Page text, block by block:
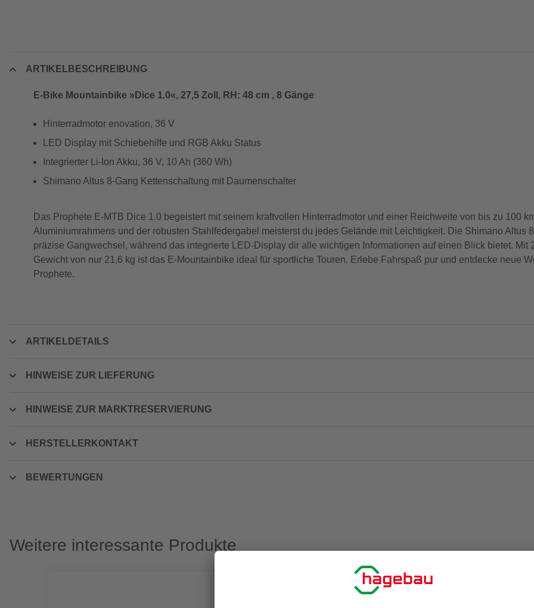
ARTIKELBESCHREIBUNG
E-Bike Mountainbike »Dice 1.0«, 27,5 Zoll, RH: 48 cm , 8 Gänge
Hinterradmotor enovation, 36 V
LED Display mit Schiebehilfe und RGB Akku Status
Integrierter Li-Ion Akku, 36 V, 10 Ah (360 Wh)
Shimano Altus 8-Gang Kettenschaltung mit Daumenschalter
Das Prophete E-MTB Dice 1.0 begeistert mit seinem kraftvollen Hinterradmotor und einer Reichweite von bis zu 100
Aluminiumrahmens und der robusten Stahlfedergabel meisterst du jedes Gelände mit Leichtigkeit. Die Shimano Altus
präzise Gangwechsel, während das integrierte LED-Display dir alle wichtigen Informationen auf einen Blick bietet. Mit
Gewicht von nur 21,6 kg ist das E-Mountainbike ideal für sportliche Touren. Erlebe Fahrspaß pur und entdecke neue
Prophete.
ARTIKELDETAILS
HINWEISE ZUR LIEFERUNG
HINWEISE ZUR MARKTRESERVIERUNG
HERSTELLERKONTAKT
BEWERTUNGEN
Weitere interessante Produkte